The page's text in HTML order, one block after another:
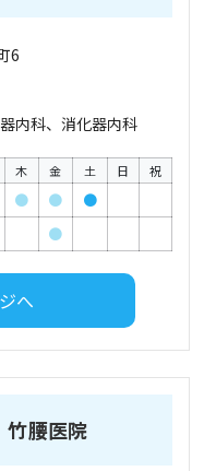
6
内科、消化器内科
木 金 土 日 祝
● ●
●
●
へ
腰医院